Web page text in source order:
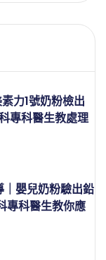
力1號奶粉檢出
專科醫生教處理
｜嬰兒奶粉驗出鉛
專科醫生教你應